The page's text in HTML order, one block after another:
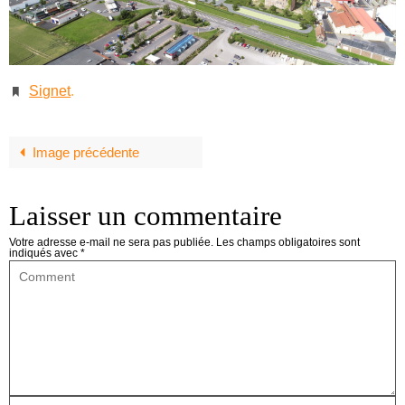
Signet.
Image précédente
Laisser un commentaire
Votre adresse e-mail ne sera pas publiée. Les champs obligatoires sont
indiqués avec *